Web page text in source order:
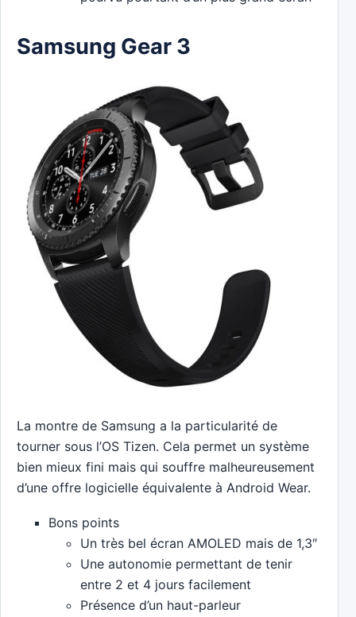
Samsung Gear 3
La montre de Samsung a la particularité de
tourner sous l’OS Tizen. Cela permet un système
bien mieux fini mais qui souffre malheureusement
d’une offre logicielle équivalente à Android Wear.
Bons points
Un très bel écran AMOLED mais de 1,3″
Une autonomie permettant de tenir
entre 2 et 4 jours facilement
Présence d’un haut-parleur